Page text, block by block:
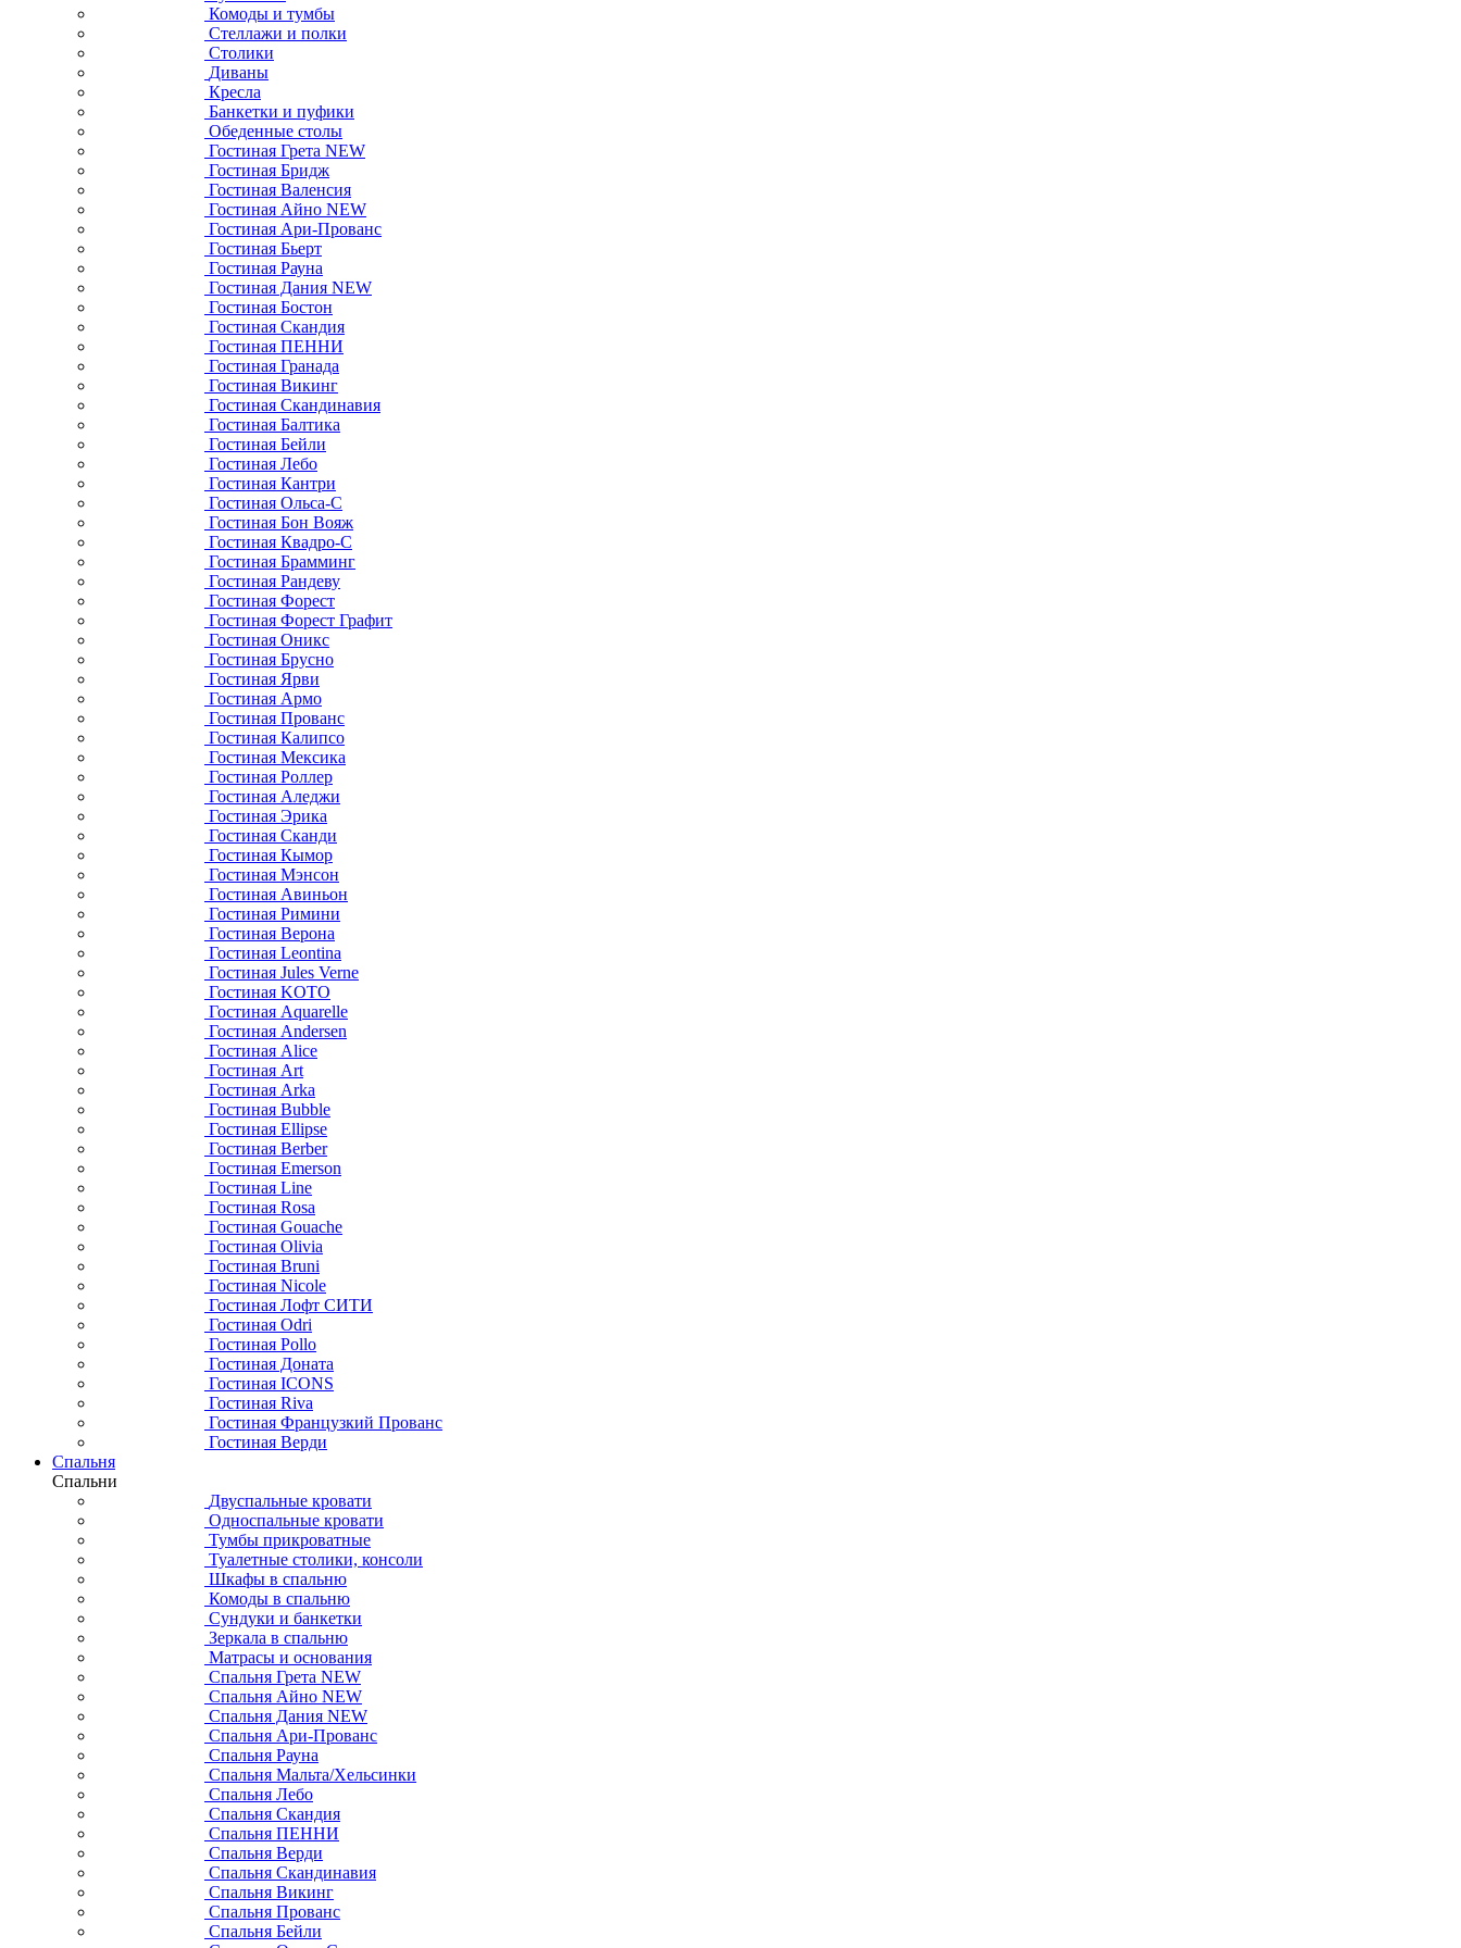
Комоды и тумбы
Стеллажи и полки
Столики
Диваны
Кресла
Банкетки и пуфики
Обеденные столы
Гостиная Грета NEW
Гостиная Бридж
Гостиная Валенсия
Гостиная Айно NEW
Гостиная Ари-Прованс
Гостиная Бьерт
Гостиная Рауна
Гостиная Дания NEW
Гостиная Бостон
Гостиная Скандия
Гостиная ПЕННИ
Гостиная Гранада
Гостиная Викинг
Гостиная Скандинавия
Гостиная Балтика
Гостиная Бейли
Гостиная Лебо
Гостиная Кантри
Гостиная Ольса-С
Гостиная Бон Вояж
Гостиная Квадро-С
Гостиная Брамминг
Гостиная Рандеву
Гостиная Форест
Гостиная Форест Графит
Гостиная Оникс
Гостиная Брусно
Гостиная Ярви
Гостиная Армо
Гостиная Прованс
Гостиная Калипсо
Гостиная Мексика
Гостиная Роллер
Гостиная Аледжи
Гостиная Эрика
Гостиная Сканди
Гостиная Кымор
Гостиная Мэнсон
Гостиная Авиньон
Гостиная Римини
Гостиная Верона
Гостиная Leontina
Гостиная Jules Verne
Гостиная KOTO
Гостиная Aquarelle
Гостиная Andersen
Гостиная Alice
Гостиная Art
Гостиная Arka
Гостиная Bubble
Гостиная Ellipse
Гостиная Berber
Гостиная Emerson
Гостиная Line
Гостиная Rosa
Гостиная Gouache
Гостиная Olivia
Гостиная Bruni
Гостиная Nicole
Гостиная Лофт СИТИ
Гостиная Odri
Гостиная Pollo
Гостиная Доната
Гостиная ICONS
Гостиная Riva
Гостиная Французкий Прованс
Гостиная Верди
Спальня
Спальни
Двуспальные кровати
Односпальные кровати
Тумбы прикроватные
Туалетные столики, консоли
Шкафы в спальню
Комоды в спальню
Сундуки и банкетки
Зеркала в спальню
Матрасы и основания
Спальня Грета NEW
Спальня Айно NEW
Спальня Дания NEW
Спальня Ари-Прованс
Спальня Рауна
Спальня Мальта/Хельсинки
Спальня Лебо
Спальня Скандия
Спальня ПЕННИ
Спальня Верди
Спальня Скандинавия
Спальня Викинг
Спальня Прованс
Спальня Бейли